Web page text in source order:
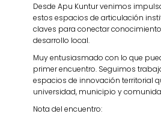
Desde Apu Kuntur venimos
estos espacios de articulación
claves para conectar
desarrollo local.
Muy entusiasmado con lo que
primer encuentro. Seguimos
espacios de innovación territorial
universidad, municipio y
Nota del encuentro: